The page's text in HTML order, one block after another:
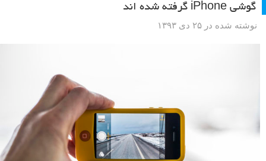
گوشی iPhone گرفته شده اند
نوشته شده در ۲۵ دی ۱۳۹۳